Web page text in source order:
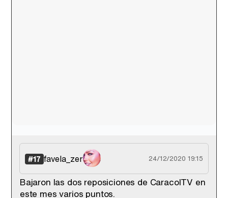
#17 favela_zer 24/12/2020 19:15
Bajaron las dos reposiciones de CaracolTV en
este mes varios puntos.